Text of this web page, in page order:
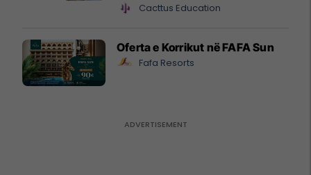
Cacttus Education
Oferta e Korrikut në FAFA Sun
Fafa Resorts